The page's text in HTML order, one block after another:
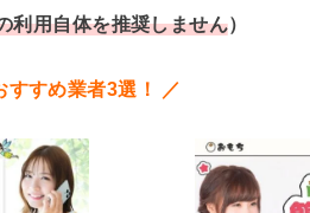
利用自体を推奨しません）
すすめ業者3選！ ／